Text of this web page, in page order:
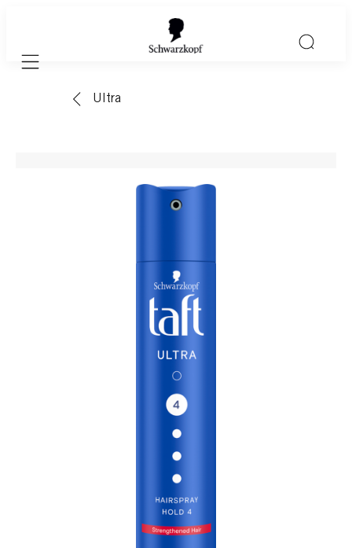
Mobile navigation
Ultra